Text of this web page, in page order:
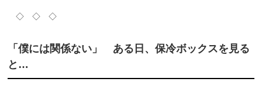
◇ ◇ ◇
「僕には関係ない」 ある日、保冷ボックスを見る
と…